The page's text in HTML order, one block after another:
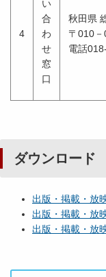
4
い
合
わ
せ
窓
口
秋田県
〒010
電話
ダウンロード
出版・掲載・放
出版・掲載・放
出版・掲載・放